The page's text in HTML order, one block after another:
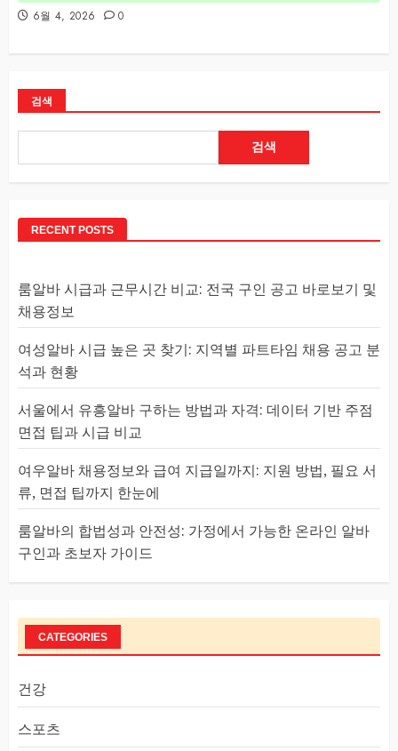
6월 4, 2026 0
검색
검색
RECENT POSTS
룸알바 시급과 근무시간 비교: 전국 구인 공고 바로보기 및
채용정보
여성알바 시급 높은 곳 찾기: 지역별 파트타임 채용 공고 분
석과 현황
서울에서 유흥알바 구하는 방법과 자격: 데이터 기반 주점
면접 팁과 시급 비교
여우알바 채용정보와 급여 지급일까지: 지원 방법, 필요 서
류, 면접 팁까지 한눈에
룸알바의 합법성과 안전성: 가정에서 가능한 온라인 알바
구인과 초보자 가이드
CATEGORIES
건강
스포츠